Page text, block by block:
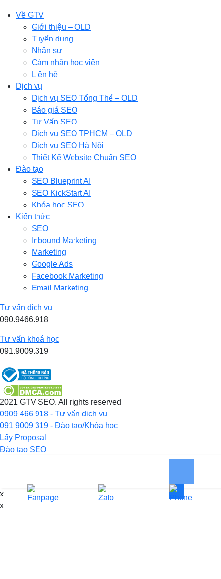
Về GTV
Giới thiệu – OLD
Tuyển dụng
Nhân sự
Cảm nhận học viên
Liên hệ
Dịch vụ
Dịch vụ SEO Tổng Thể – OLD
Báo giá SEO
Tư Vấn SEO
Dịch vụ SEO TPHCM – OLD
Dịch vụ SEO Hà Nội
Thiết Kế Website Chuẩn SEO
Đào tạo
SEO Blueprint AI
SEO KickStart AI
Khóa học SEO
Kiến thức
SEO
Inbound Marketing
Marketing
Google Ads
Facebook Marketing
Email Marketing
Tư vấn dịch vụ
090.9466.918
Tư vấn khoá học
091.9009.319
2021 GTV SEO. All rights reserved
0909 466 918 - Tư vấn dịch vụ
091 9009 319 - Đào tạo/Khóa học
Lấy Proposal
Đào tạo SEO
x
x